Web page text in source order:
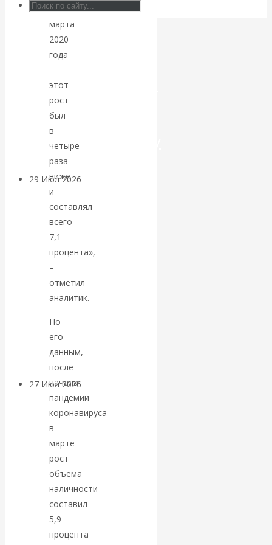
Искусственный
интеллект —
революционный
переход к
посткапитализму
29 Июл 2026
финансовая олигархия
Валентин
Катасонов.
«Мировые
ростовщики»:
вчера и сегодня
27 Июл 2026
валютная система
Валентин
КАтасонов.
«МЕТОД
ОТМЫВАНИЯ
1
марта
2020
года
–
этот
рост
был
в
четыре
раза
ниже
и
составлял
всего
7,1
процента»,
–
отметил
аналитик.
По
его
данным,
после
начала
пандемии
коронавируса
в
марте
рост
объема
наличности
составил
5,9
процента